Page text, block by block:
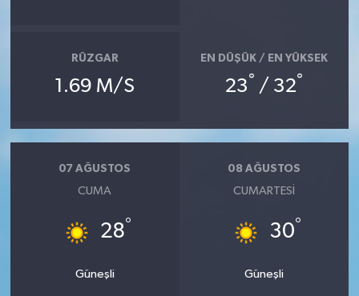
RÜZGAR
1.69 M/S
EN DÜŞÜK / EN YÜKSEK
23° / 32°
07 AĞUSTOS
CUMA
28°
Güneşli
08 AĞUSTOS
CUMARTESI
30°
Güneşli